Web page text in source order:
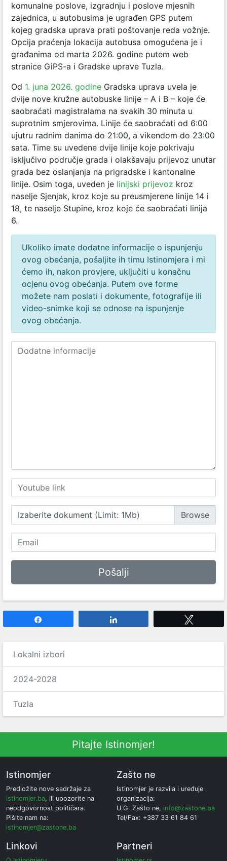
komunalne poslove, izgradnju i poslove mjesnih
zajednica, u autobusima je ugrađen GPS putem
kojeg gradska uprava prati poštovanje reda vožnje.
Opcija praćenja lokacija autobusa omogućena je i
građanima od marta 2026. godine putem web
stranice GiPS-a i Gradske uprave Tuzla.
Od 1. juna 2026. godine Gradska uprava uvela je
dvije nove kružne autobuske linije – A i B – koje će
saobraćati magistralama na svakih 30 minuta u
suprotnim smjerovima. Linije će saobraćati od 6:00
ujutru radnim danima do 21:00, a vikendom do 23:00
sata. Time su uvedene dvije linije koje pokrivaju
isključivo područje grada i olakšavaju prijevoz unutar
grada bez oslanjanja na prigradske i kantonalne
linije. Osim toga, uveden je linijski prijevoz kroz
naselje Sjenjak, kroz koje su preusmjerene linije 14 i
18, te naselje Stupine, kroz koje će saobraćati linija
6.
Ukoliko imate dodatne informacije o ispunjenju
ovog obećanja, pošaljite ih timu Istinomjera i mi
ćemo ih, nakon provjere, uključiti u konačnu
ocjenu ovog obećanja. Putem ove forme
možete nam poslati i dokumente, fotografije ili
video-snimke koji se odnose na ispunjenje
ovog obećanja.
Izaberite dokument (Limit: 1Mb)
Lokalni izbori
2024-2028
Tuzla
Pitajte Istinomjer!
Istinomjer
Predložite nove sadržaje za
istinomjer.ba, ili upozorite na
neodgovornost političara.
Pišite nam na:
istinomjer@zastone.ba
Zašto ne
Istinomjer je razvila i uređuje
organizacija:
U.G. Zašto ne, info@zastone.ba
Tel/Fax: +387 33 61 84 61
Linkovi Partneri